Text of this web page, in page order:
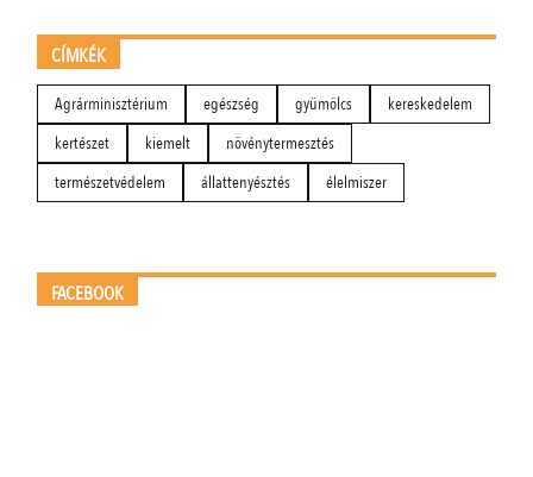
CÍMKÉK
Agrárminisztérium egészség gyümölcs
kereskedelem
kertészet
kiemelt
növénytermesztés
természetvédelem
állattenyésztés élelmiszer
FACEBOOK